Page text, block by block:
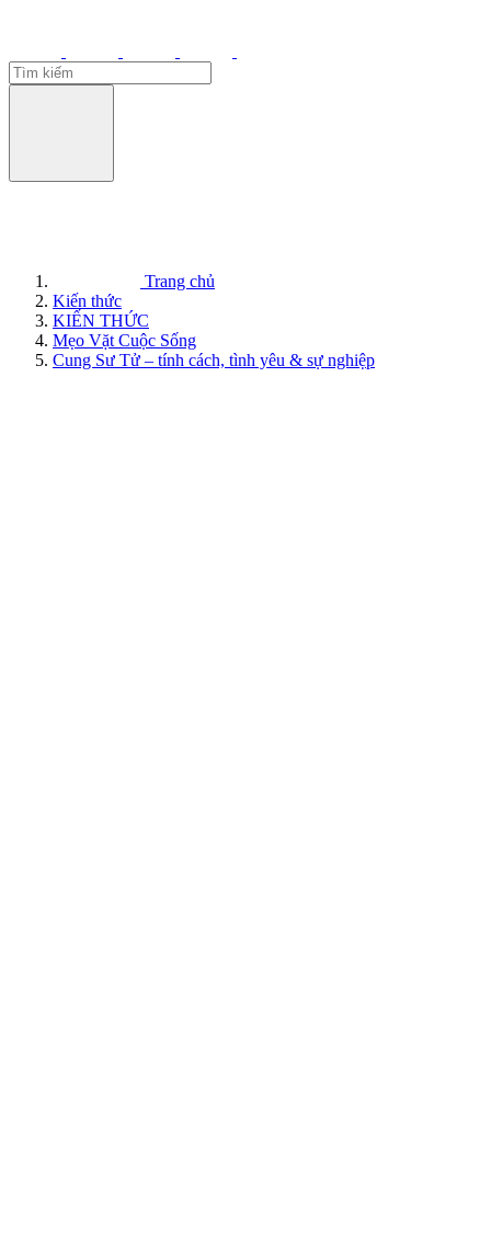
Trang chủ
Kiến thức
KIẾN THỨC
Mẹo Vặt Cuộc Sống
Cung Sư Tử – tính cách, tình yêu & sự nghiệp